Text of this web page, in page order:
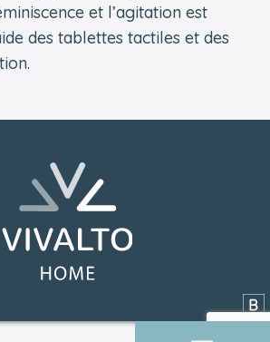
et l’agitation est
des tablettes tactiles et des
Retourner à l'accueil